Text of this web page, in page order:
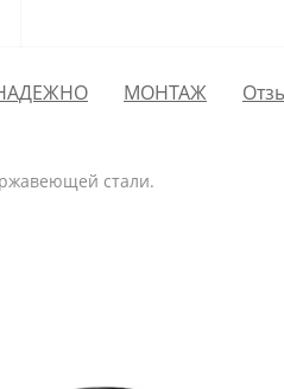
МОНТАЖ
стали.